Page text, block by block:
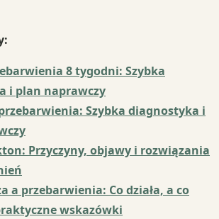
8 tygodni: Szybka
i plan naprawczy
Szybka diagnostyka i
Przyczyny, objawy i rozwiązania
a przebarwienia: Co działa, a co
wskazówki